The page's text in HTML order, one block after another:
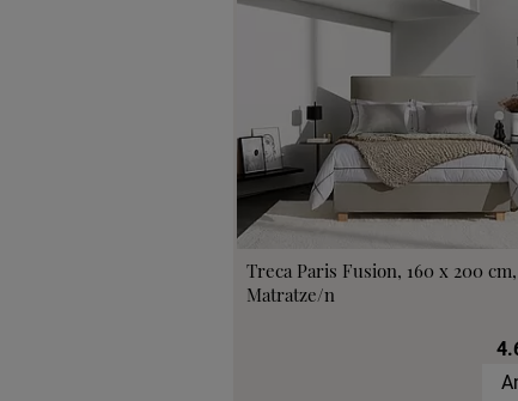
Treca Paris Fusion, 160 x 200
Matratze/n